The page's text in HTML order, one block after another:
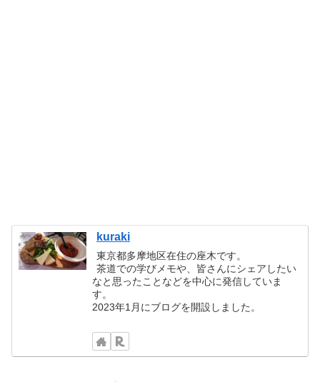
kuraki
東京都多摩地区在住の座木です。
茶道での学びメモや、皆さんにシェアしたい
なと思ったことなどを中心に発信していま
す。
2023年1月にブログを開設しました。